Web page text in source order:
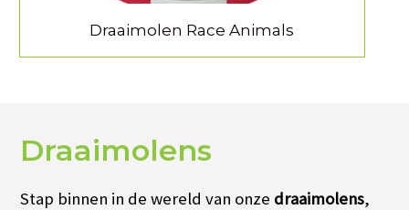
Draaimolen Race Animals
Draaimolens
Stap binnen in de wereld van onze draaimolens,